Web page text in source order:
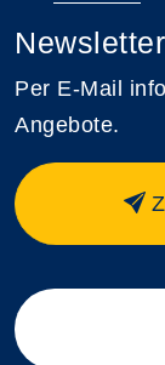
Newsletter
Per E-Mail
Angebote.